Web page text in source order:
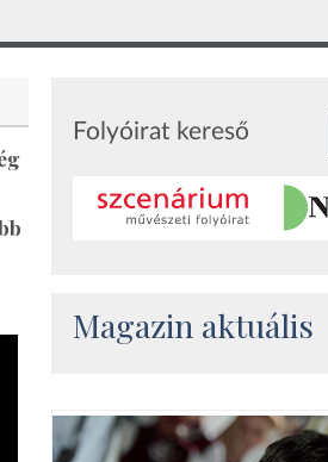
Folyóirat kereső
Magazin aktuális